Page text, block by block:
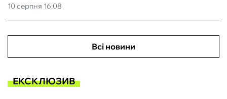
10 серпня 16:08
Всі новини
ЕКСКЛЮЗИВ